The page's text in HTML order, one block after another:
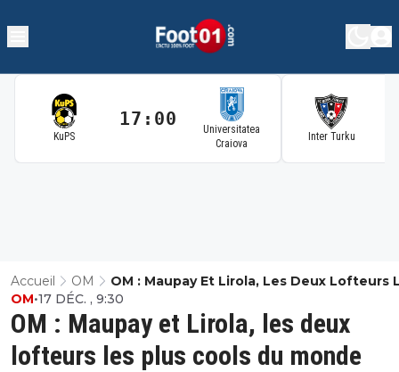
KuPS
17:00
Universitatea
Craiova
Inter Turku
Accueil OM
OM : Maupay Et Lirola, Les Deux Lofteurs
Plus Cools Du Monde
OM : Maupay et Lirola, les deux
lofteurs les plus cools du monde
OM•17 DÉC. , 9:30